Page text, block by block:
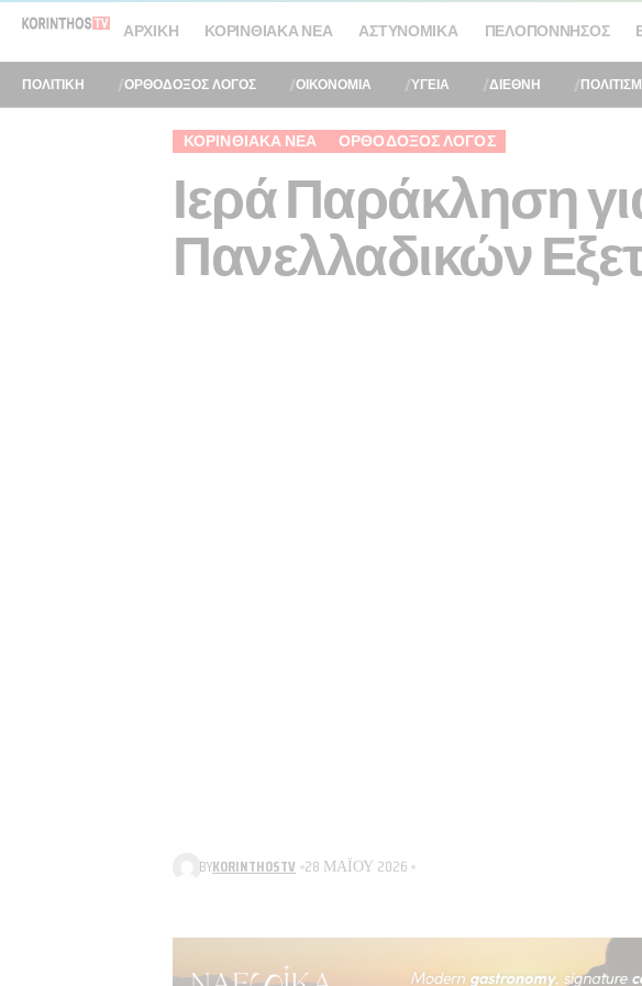
ΑΡΧΙΚΉ ΚΟΡΙΝΘΙΑΚΆ ΝΈΑ ΑΣΤΥΝΟΜΙΚΆ ΠΕΛΟΠΌΝΝΗΣΟΣ
ΠΟΛΙΤΙΚΗ ΟΡΘΟΔΟΞΟΣ ΛΟΓΟΣ ΟΙΚΟΝΟΜΙΑ ΥΓΕΙΑ ΔΙΕΘΝΗ
ΚΟΡΙΝΘΙΑΚΆ ΝΈΑ ΟΡΘΌΔΟΞΟΣ ΛΌΓΟΣ
Ιερά Παράκληση
Πανελλαδικών
BYKORINTHOSTV 28 ΜΑΪ́ΟΥ 2026